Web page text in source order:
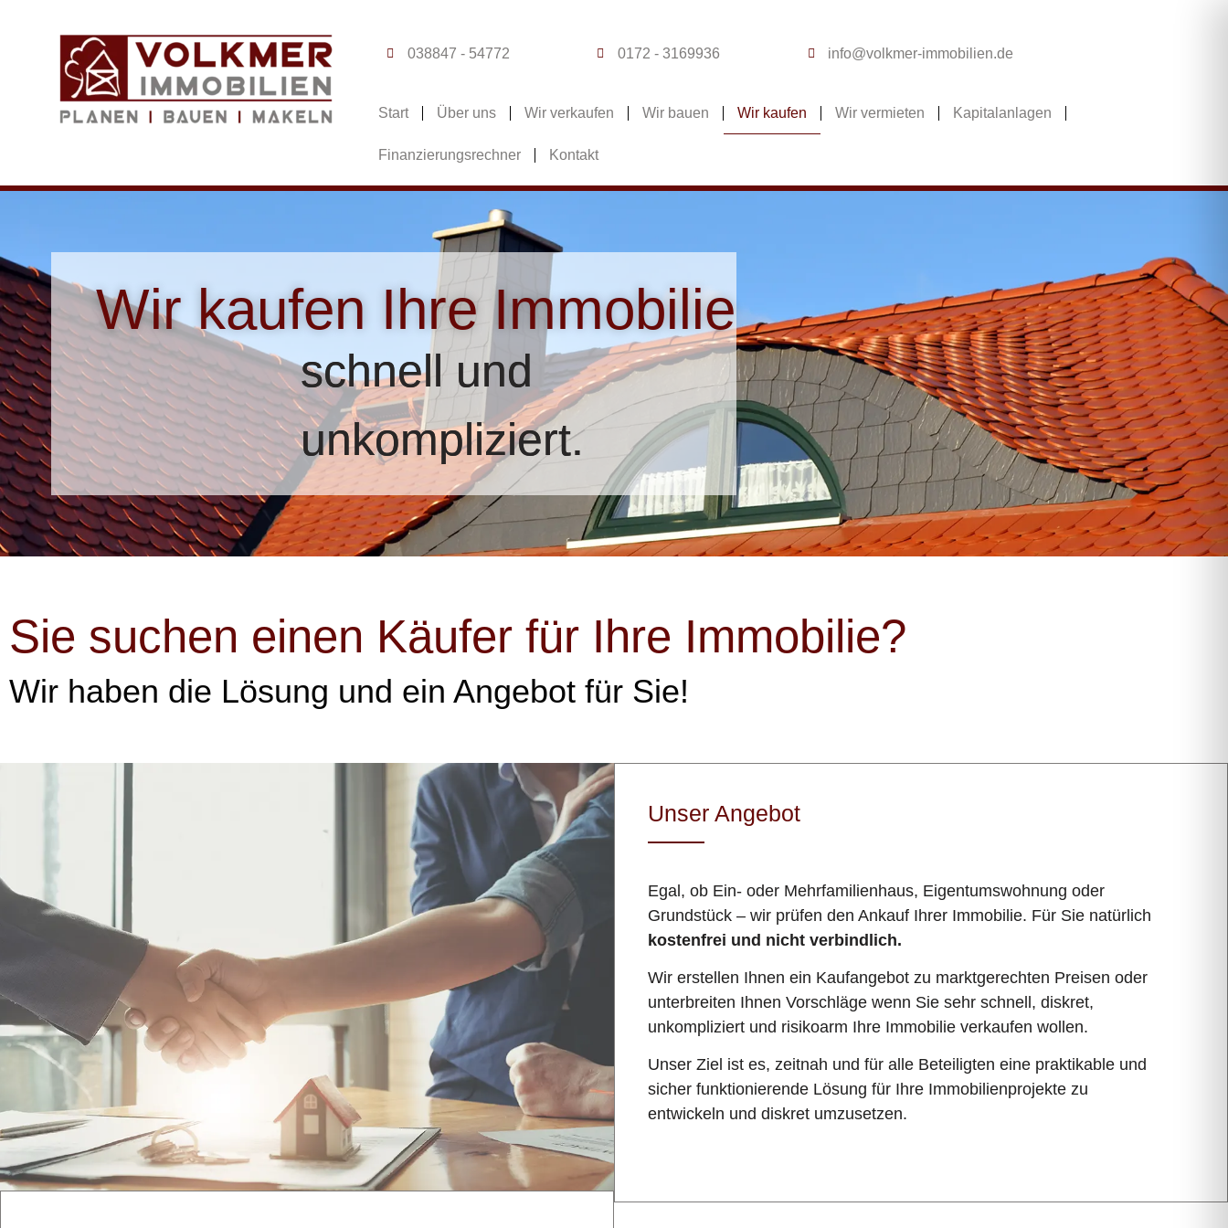
038847 - 54772 0172 - 3169936 info@volkmer-immobilien.de
Start Über uns Wir verkaufen Wir bauen Wir kaufen Wir vermieten Kapitalanlagen
Finanzierungsrechner Kontakt
Wir kaufen Ihre Immobilie
schnell und
unkompliziert.
Sie suchen einen Käufer für Ihre Immobilie?
Wir haben die Lösung und ein Angebot für Sie!
Unser Angebot
Egal, ob Ein- oder Mehrfamilienhaus, Eigentumswohnung oder
Grundstück – wir prüfen den Ankauf Ihrer Immobilie. Für Sie natürlich
kostenfrei und nicht verbindlich.
Wir erstellen Ihnen ein Kaufangebot zu marktgerechten Preisen oder
unterbreiten Ihnen Vorschläge wenn Sie sehr schnell, diskret,
unkompliziert und risikoarm Ihre Immobilie verkaufen wollen.
Unser Ziel ist es, zeitnah und für alle Beteiligten eine praktikable und
sicher funktionierende Lösung für Ihre Immobilienprojekte zu
entwickeln und diskret umzusetzen.